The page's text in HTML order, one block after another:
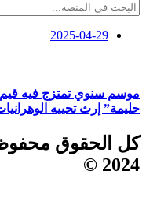
2025-04-29
موسم سنوي تمتزج فيه قيم
حليمة” إرث تحييه
كل الحقوق
2024 ©